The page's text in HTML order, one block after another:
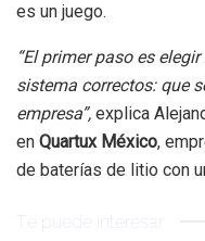
es un juego.
“El primer paso es
sistema correctos: que
empresa”, explica
en Quartux México,
de baterías de litio con
Te puede interesar